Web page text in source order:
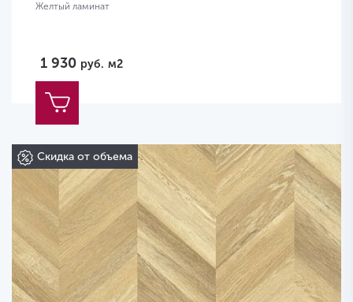
Желтый ламинат
1 930 руб. м2
Скидка от объема